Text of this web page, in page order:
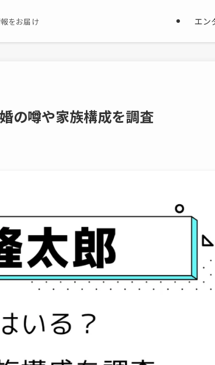
をお届け エン
の噂や家族構成を調査